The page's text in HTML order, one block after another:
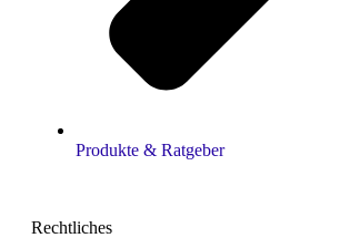
Produkte & Ratgeber
Rechtliches